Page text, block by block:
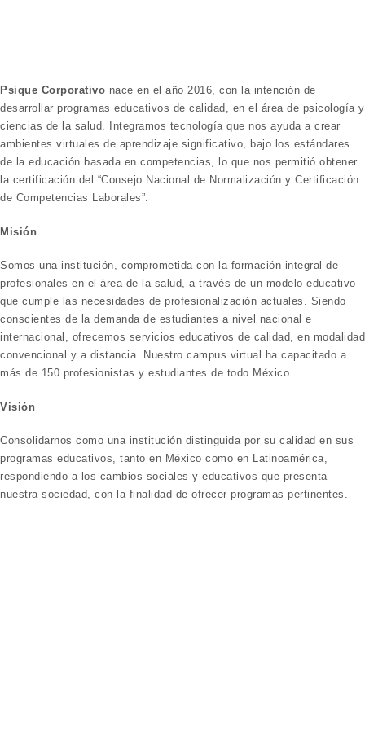
Psique Corporativo nace en el año 2016, con la intención de
desarrollar programas educativos de calidad, en el área de psicología y
ciencias de la salud. Integramos tecnología que nos ayuda a crear
ambientes virtuales de aprendizaje significativo, bajo los estándares
de la educación basada en competencias, lo que nos permitió obtener
la certificación del “Consejo Nacional de Normalización y Certificación
de Competencias Laborales”.
Misión
Somos una institución, comprometida con la formación integral de
profesionales en el área de la salud, a través de un modelo educativo
que cumple las necesidades de profesionalización actuales. Siendo
conscientes de la demanda de estudiantes a nivel nacional e
internacional, ofrecemos servicios educativos de calidad, en modalidad
convencional y a distancia. Nuestro campus virtual ha capacitado a
más de 150 profesionistas y estudiantes de todo México.
Visión
Consolidarnos como una institución distinguida por su calidad en sus
programas educativos, tanto en México como en Latinoamérica,
respondiendo a los cambios sociales y educativos que presenta
nuestra sociedad, con la finalidad de ofrecer programas pertinentes.